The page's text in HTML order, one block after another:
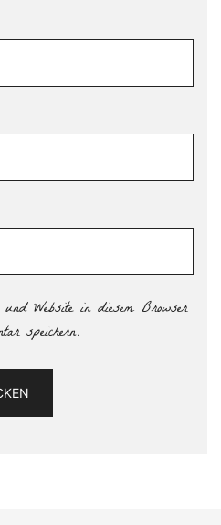
Website in diesem Browser
speichern.